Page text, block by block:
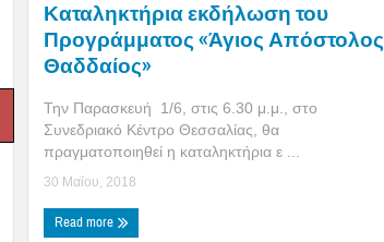
Καταληκτήρια εκδήλωση του
Προγράμματος «Άγιος Απόστολος
Θαδδαίος»
Την Παρασκευή 1/6, στις 6.30 μ.μ., στο
Συνεδριακό Κέντρο Θεσσαλίας, θα
πραγματοποιηθεί η καταληκτήρια ε ...
30 Μαΐου, 2018
Read more